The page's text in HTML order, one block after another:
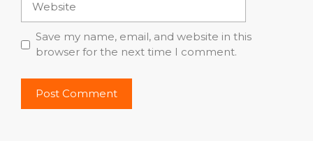
Save my name, email, and website in this
browser for the next time I comment.